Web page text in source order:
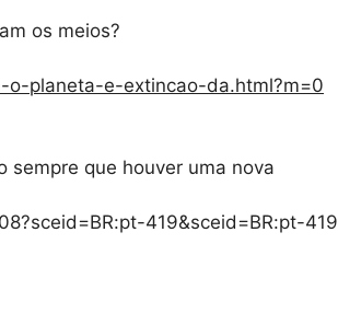
os meios?
o-planeta-e-extincao-da.html?m=0
sempre que houver uma nova
419&sceid=BR:pt-419